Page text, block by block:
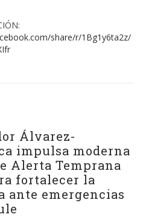
share/r/1Bg1y6ta2z/
Álvarez-
impulsa moderna
Alerta Temprana
fortalecer la
ante emergencias